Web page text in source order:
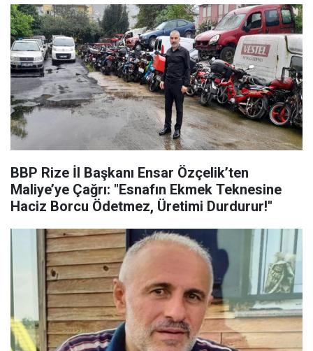
BBP Rize İl Başkanı Ensar Özçelik’ten
Maliye’ye Çağrı: "Esnafın Ekmek Teknesine
Haciz Borcu Ödetmez, Üretimi Durdurur!"